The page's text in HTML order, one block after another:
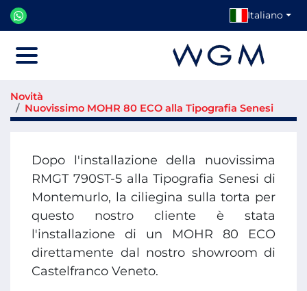
Italiano
Novità
Nuovissimo MOHR 80 ECO alla Tipografia Senesi
Dopo l'installazione della nuovissima
RMGT 790ST-5 alla Tipografia Senesi di
Montemurlo, la ciliegina sulla torta per
questo nostro cliente è stata
l'installazione di un MOHR 80 ECO
direttamente dal nostro showroom di
Castelfranco Veneto.